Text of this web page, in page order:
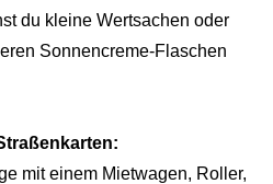
du kleine Wertsachen oder
Sonnencreme-Flaschen
mit einem Mietwagen, Roller,